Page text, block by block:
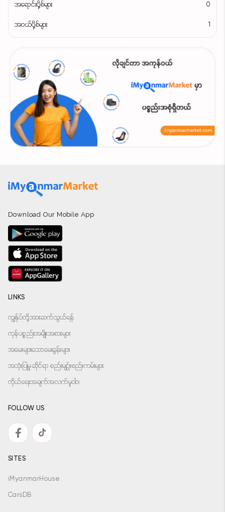
အရောင်းပို့စ်များ 0
အဝယ်ပို့စ်များ
Download Our Mobile App
LINKS
ကျွန်ုပ်တို့အားဆက်သွယ်ရန်
ကုန်ပစ္စည်းအမျိုးအစားများ
အမေးများသောမေးခွန်းများ
အသုံးပြုမှုဆိုင်ရာ စည်းမျဉ်းစည်းကမ်းများ
ကိုယ်ရေးအချက်အလက်မူဝါဒ
FOLLOW US
SITES
iMyanmarHouse
CarsDB